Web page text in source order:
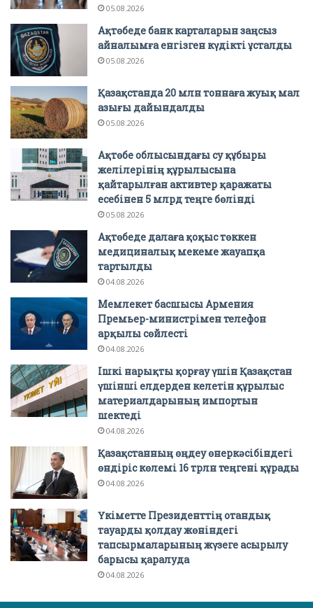
05.08.2026
Ақтөбеде банк карталарын заңсыз
айналымға енгізген күдікті ұсталды
05.08.2026
Қазақстанда 20 млн тоннаға жуық мал
азығы дайындалды
05.08.2026
Ақтөбе облысындағы су құбыры
желілерінің құрылысына
қайтарылған активтер қаражаты
есебінен 5 млрд теңге бөлінді
05.08.2026
Ақтөбеде далаға қоқыс төккен
медициналық мекеме жауапқа
тартылды
04.08.2026
Мемлекет басшысы Армения
Премьер-министрімен телефон
арқылы сөйлесті
04.08.2026
Ішкі нарықты қорғау үшін Қазақстан
үшінші елдерден келетін құрылыс
материалдарының импортын
шектеді
04.08.2026
Қазақстанның өңдеу өнеркәсібіндегі
өндіріс көлемі 16 трлн теңгені құрады
04.08.2026
Үкіметте Президенттің отандық
тауарды қолдау жөніндегі
тапсырмаларының жүзеге асырылу
барысы қаралуда
04.08.2026